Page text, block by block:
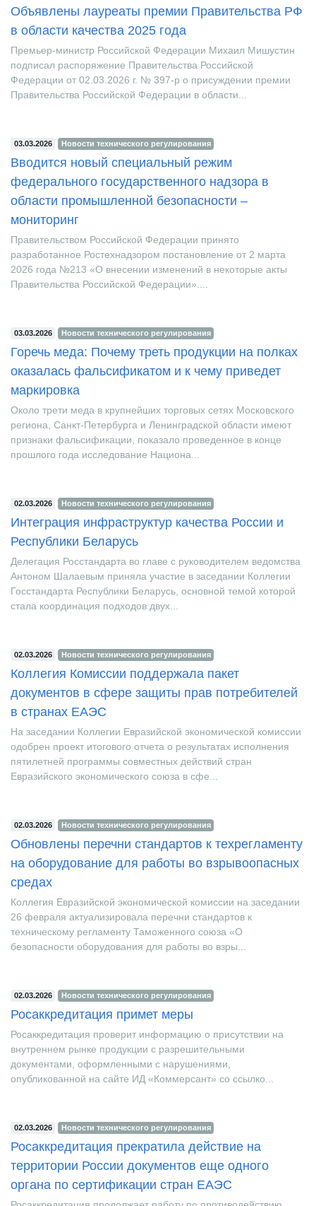
03.03.2026 Новости технического регулирования
Объявлены лауреаты премии Правительства РФ
в области качества 2025 года
Премьер-министр Российской Федерации Михаил Мишустин
подписал распоряжение Правительства Российской
Федерации от 02.03.2026 г. № 397-р о присуждении премии
03.03.2026 Новости технического регулирования
Вводится новый специальный режим
федерального государственного надзора в
области промышленной безопасности –
мониторинг
Правительством Российской Федерации принято
разработанное Ростехнадзором постановление от 2 марта
2026 года №213 «О внесении изменений в некоторые акты
03.03.2026 Новости технического регулирования
Горечь меда: Почему треть продукции на полках
оказалась фальсификатом и к чему приведет
маркировка
Около трети меда в крупнейших торговых сетях Московского
региона, Санкт-Петербурга и Ленинградской области имеют
признаки фальсификации, показало проведенное в конце
02.03.2026 Новости технического регулирования
Интеграция инфраструктур качества России и
Республики Беларусь
Делегация Росстандарта во главе с руководителем ведомства
Антоном Шалаевым приняла участие в заседании Коллегии
Госстандарта Республики Беларусь, основной темой которой
02.03.2026 Новости технического регулирования
Коллегия Комиссии поддержала пакет
документов в сфере защиты прав потребителей
в странах ЕАЭС
На заседании Коллегии Евразийской экономической комиссии
одобрен проект итогового отчета о результатах исполнения
пятилетней программы совместных действий стран
02.03.2026
Обновлены перечни стандартов к техрегламенту
на оборудование для работы во взрывоопасных
средах
Коллегия Евразийской экономической комиссии на заседании
26 февраля актуализировала перечни стандартов к
техническому регламенту Таможенного союза «О
02.03.2026
Росаккредитация примет меры
Росаккредитация проверит информацию о присутствии на
внутреннем рынке продукции с разрешительными
документами, оформленными с нарушениями,
02.03.2026 Новости технического регулирования
Росаккредитация прекратила действие на
территории России документов еще одного
органа по сертификации стран ЕАЭС